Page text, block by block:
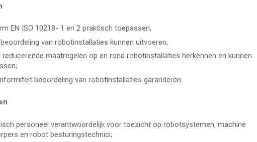
EN ISO 10218- 1 en 2 praktisch toepassen;
van robotinstallaties kunnen uitvoeren;
reducerende maatregelen op en rond robotinstallaties herkennen en kunnen
beoordeling van robotinstallaties garanderen.
personeel verantwoordelijk voor toezicht op robotsystemen, machine
en robot besturingstechnici;